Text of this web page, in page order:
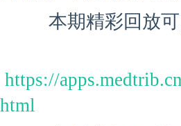
本期精彩回放可
https://
html